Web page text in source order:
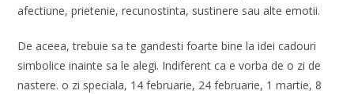
afectiune, prietenie, recunostinta, sustinere sau alte emotii.
De aceea, trebuie sa te gandesti foarte bine la idei cadouri
simbolice inainte sa le alegi. Indiferent ca e vorba de o zi de
nastere. o zi speciala, 14 februarie, 24 februarie, 1 martie, 8